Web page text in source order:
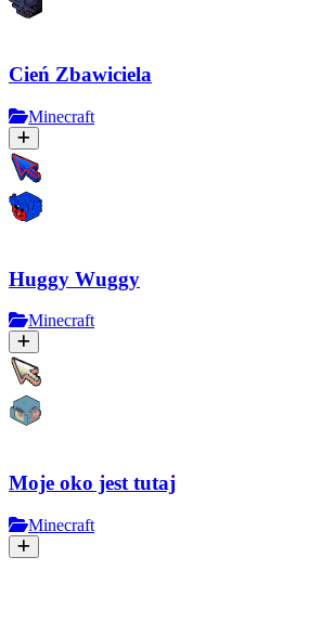
Cień Zbawiciela
Minecraft
Huggy Wuggy
Minecraft
Moje oko jest tutaj
Minecraft